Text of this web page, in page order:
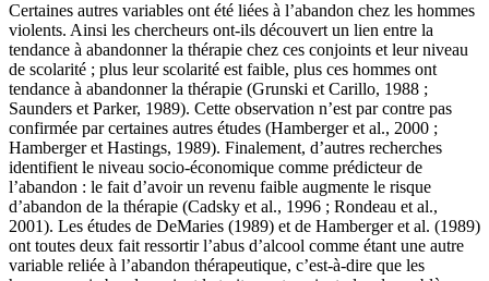
Certaines autres variables ont été liées à l’abandon chez les hommes
violents. Ainsi les chercheurs ont-ils découvert un lien entre la
tendance à abandonner la thérapie chez ces conjoints et leur niveau
de scolarité ; plus leur scolarité est faible, plus ces hommes ont
tendance à abandonner la thérapie (Grunski et Carillo, 1988 ;
Saunders et Parker, 1989). Cette observation n’est par contre pas
confirmée par certaines autres études (Hamberger et al., 2000 ;
Hamberger et Hastings, 1989). Finalement, d’autres recherches
identifient le niveau socio-économique comme prédicteur de
l’abandon : le fait d’avoir un revenu faible augmente le risque
d’abandon de la thérapie (Cadsky et al., 1996 ; Rondeau et al.,
2001). Les études de DeMaries (1989) et de Hamberger et al. (1989)
ont toutes deux fait ressortir l’abus d’alcool comme étant une autre
variable reliée à l’abandon thérapeutique, c’est-à-dire que les